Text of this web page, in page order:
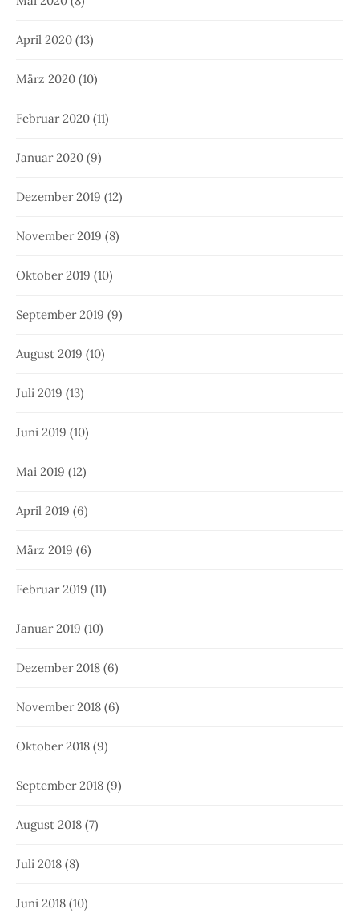
April 2020 (13)
März 2020 (10)
Februar 2020 (11)
Januar 2020 (9)
Dezember 2019 (12)
November 2019 (8)
Oktober 2019 (10)
September 2019 (9)
August 2019 (10)
Juli 2019 (13)
Juni 2019 (10)
Mai 2019 (12)
April 2019 (6)
März 2019 (6)
Februar 2019 (11)
Januar 2019 (10)
Dezember 2018 (6)
November 2018 (6)
Oktober 2018 (9)
September 2018 (9)
August 2018 (7)
Juli 2018 (8)
Juni 2018 (10)